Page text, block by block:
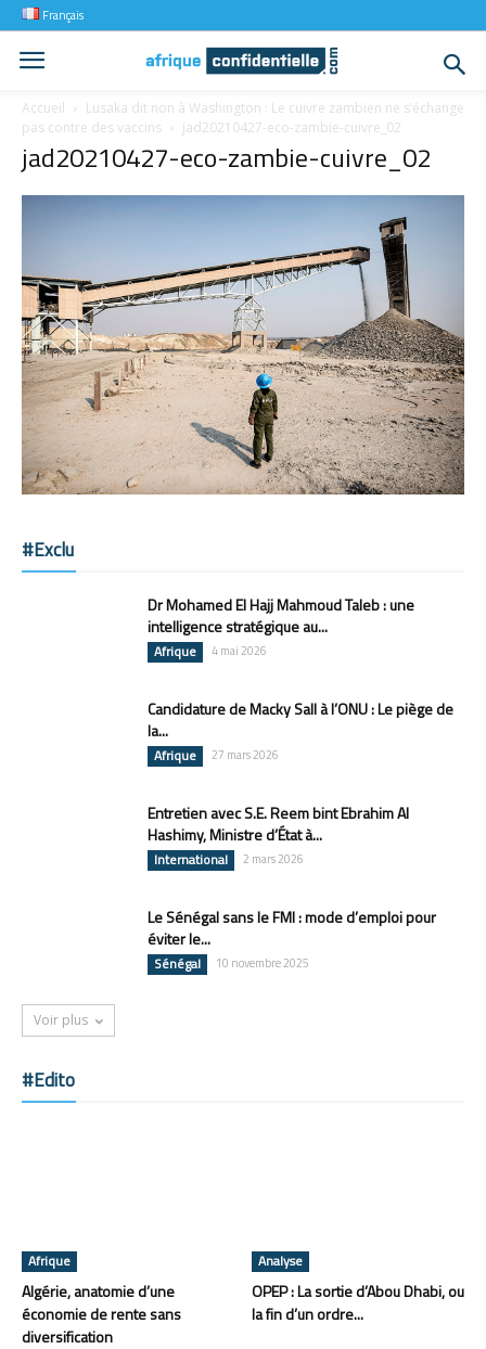
Français
Accueil
Lusaka dit non à Washington : Le cuivre zambien ne s’échange
pas contre des vaccins
jad20210427-eco-zambie-cuivre_02
jad20210427-eco-zambie-cuivre_02
#Exclu
Dr Mohamed El Hajj Mahmoud Taleb : une
intelligence stratégique au...
Afrique 4 mai 2026
Candidature de Macky Sall à l’ONU : Le piège de
la...
Afrique 27 mars 2026
Entretien avec S.E. Reem bint Ebrahim Al
Hashimy, Ministre d’État à...
International 2 mars 2026
Le Sénégal sans le FMI : mode d’emploi pour
éviter le...
Sénégal 10 novembre 2025
Voir plus
#Edito
Afrique
Algérie, anatomie d’une
économie de rente sans
diversification
Analyse
OPEP : La sortie d’Abou Dhabi, ou
la fin d’un ordre...